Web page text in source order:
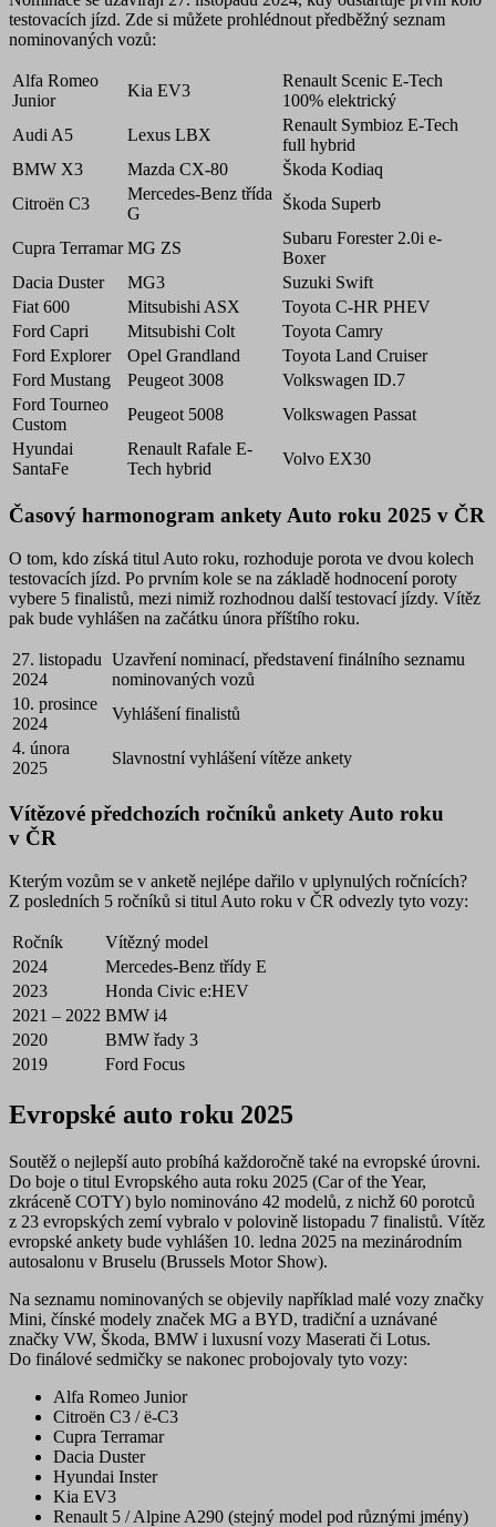
testovacích jízd. Zde si můžete prohlédnout předběžný seznam
nominovaných vozů:
Alfa Romeo
Junior
Kia EV3
Renault Scenic E-Tech
100% elektrický
Audi A5
Lexus LBX
Renault Symbioz E-Tech
full hybrid
BMW X3
Mazda CX-80
Škoda Kodiaq
Citroën C3
Mercedes-Benz třída
G
Škoda Superb
Cupra Terramar MG ZS
Subaru Forester 2.0i e-
Boxer
Dacia Duster
MG3
Suzuki Swift
Fiat 600
Mitsubishi ASX
Toyota C-HR PHEV
Ford Capri
Mitsubishi Colt
Toyota Camry
Ford Explorer
Opel Grandland
Toyota Land Cruiser
Ford Mustang
Peugeot 3008
Volkswagen ID.7
Ford Tourneo
Custom
Peugeot 5008
Volkswagen Passat
Hyundai
SantaFe
Renault Rafale E-
Tech hybrid
Volvo EX30
Časový harmonogram ankety Auto roku 2025 v ČR
O tom, kdo získá titul Auto roku, rozhoduje porota ve dvou kolech
testovacích jízd. Po prvním kole se na základě hodnocení poroty
vybere 5 finalistů, mezi nimiž rozhodnou další testovací jízdy. Vítěz
pak bude vyhlášen na začátku února příštího roku.
27. listopadu
2024
Uzavření nominací, představení finálního seznamu
nominovaných vozů
10. prosince
2024
Vyhlášení finalistů
4. února
2025
Slavnostní vyhlášení vítěze ankety
Vítězové předchozích ročníků ankety Auto roku
v ČR
Kterým vozům se v anketě nejlépe dařilo v uplynulých ročnících?
Z posledních 5 ročníků si titul Auto roku v ČR odvezly tyto vozy:
Ročník
Vítězný model
2024
Mercedes-Benz třídy E
2023
Honda Civic e:HEV
2021 – 2022 BMW i4
2020
BMW řady 3
2019
Ford Focus
Evropské auto roku 2025
Soutěž o nejlepší auto probíhá každoročně také na evropské úrovni.
Do boje o titul Evropského auta roku 2025 (Car of the Year,
zkráceně COTY) bylo nominováno 42 modelů, z nichž 60 porotců
z 23 evropských zemí vybralo v polovině listopadu 7 finalistů. Vítěz
evropské ankety bude vyhlášen 10. ledna 2025 na mezinárodním
autosalonu v Bruselu (Brussels Motor Show).
Na seznamu nominovaných se objevily například malé vozy značky
Mini, čínské modely značek MG a BYD, tradiční a uznávané
značky VW, Škoda, BMW i luxusní vozy Maserati či Lotus.
Do finálové sedmičky se nakonec probojovaly tyto vozy:
Alfa Romeo Junior
Citroën C3 / ë-C3
Cupra Terramar
Dacia Duster
Hyundai Inster
Kia EV3
Renault 5 / Alpine A290 (stejný model pod různými jmény)